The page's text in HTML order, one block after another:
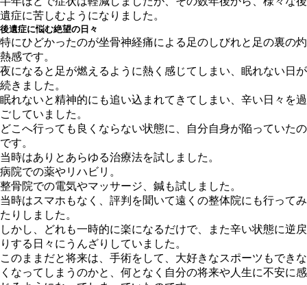
遺症に苦しむようになりました。
後遺症に悩む絶望の日々
特にひどかったのが坐骨神経痛による足のしびれと足の裏の灼
熱感です。
夜になると足が燃えるように熱く感じてしまい、眠れない日が
続きました。
眠れないと精神的にも追い込まれてきてしまい、辛い日々を過
ごしていました。
どこへ行っても良くならない状態に、自分自身が陥っていたの
です。
当時はありとあらゆる治療法を試しました。
病院での薬やリハビリ。
整骨院での電気やマッサージ、鍼も試しました。
当時はスマホもなく、評判を聞いて遠くの整体院にも行ってみ
たりしました。
しかし、どれも一時的に楽になるだけで、また辛い状態に逆戻
りする日々にうんざりしていました。
このままだと将来は、手術をして、大好きなスポーツもできな
くなってしまうのかと、何となく自分の将来や人生に不安に感